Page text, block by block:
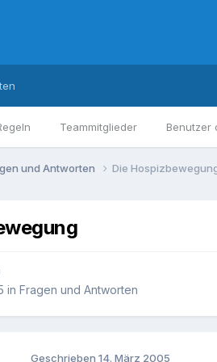
Teammitglieder Benutzer
und Antworten Die
in Fragen und Antworten
Geschrieben 14. März 2005